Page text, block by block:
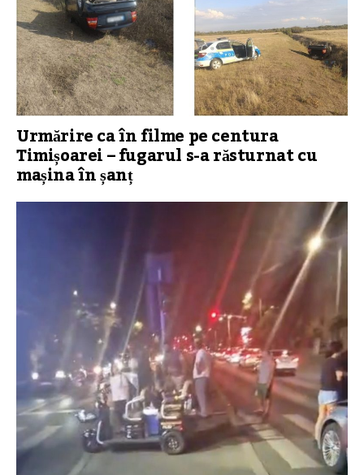
Urmărire ca în filme pe centura
Timișoarei – fugarul s-a răsturnat cu
mașina în șanț